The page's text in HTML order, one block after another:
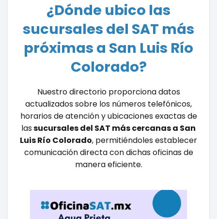
¿Dónde ubico las
sucursales del SAT más
próximas a San Luis Río
Colorado?
Nuestro directorio proporciona datos
actualizados sobre los números telefónicos,
horarios de atención y ubicaciones exactas de
lassucursales del SAT más cercanas a San
Luis Río Colorado, permitiéndoles establecer
comunicación directa con dichas oficinas de
manera eficiente.